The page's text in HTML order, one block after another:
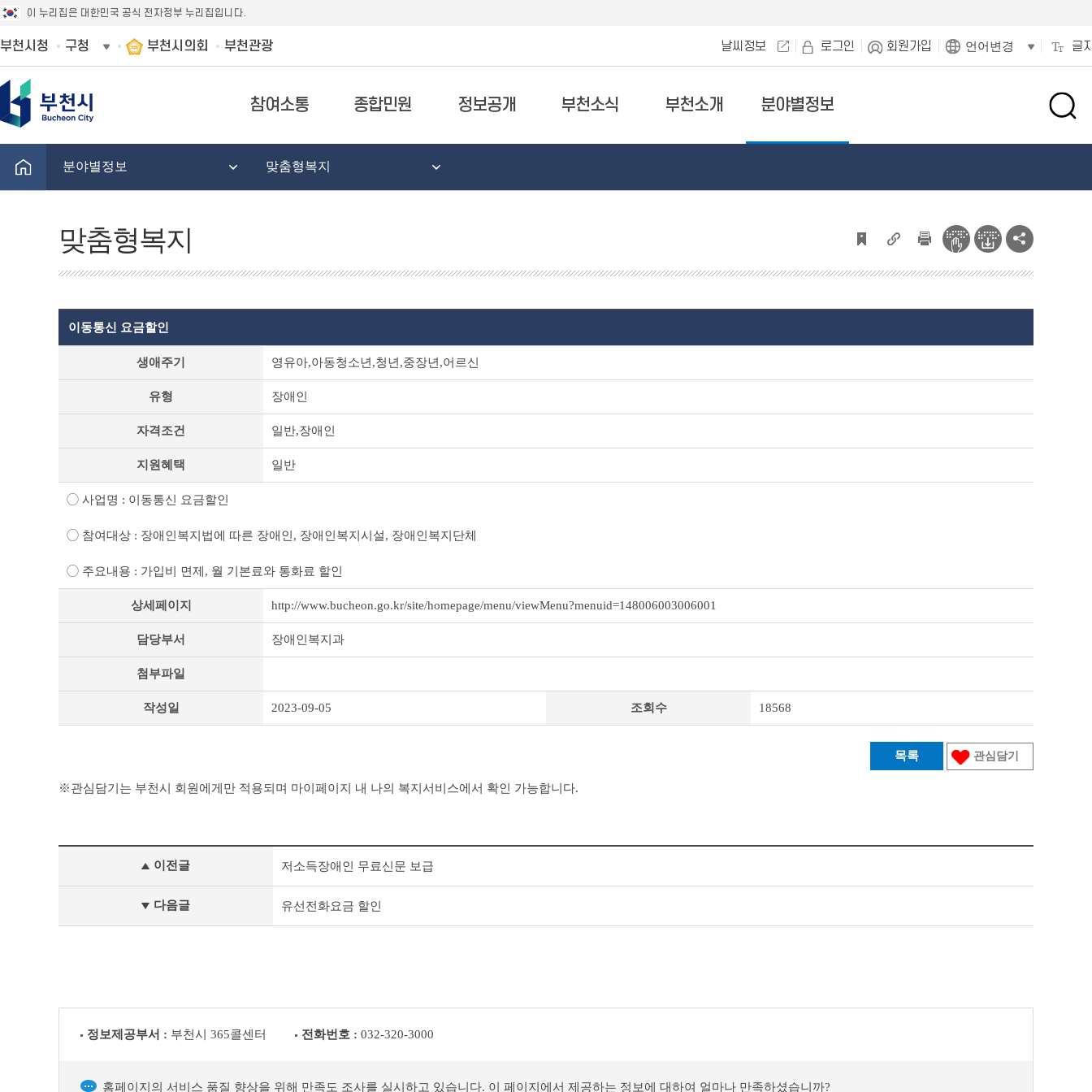
이 누리집은 대한민국 공식 전자정부 누리집입니다.
부천시청 구청 부천시의회 부천관광 날씨정보 로그인 회원가입 언어변경 글
참여소통 종합민원 정보공개 부천소식 부천소개 분야별정보
검
창
분야별정보 맞춤형복지
맞춤형복지
지
세
테
이
이동통신 요금할인
생애주기 영유아,아동청소년,청년,중장년,어르신
유형 장애인
자격조건 일반,장애인
지원혜택 일반
◯ 사업명 : 이동통신 요금할인
◯ 참여대상 : 장애인복지법에 따른 장애인, 장애인복지시설, 장애인복지단체
◯ 주요내용 : 가입비 면제, 월 기본료와 통화료 할인
상세페이지 http://www.bucheon.go.kr/site/homepage/menu/viewMenu?menuid=148006003006001
담당부서 장애인복지과
첨부파일
작성일 2023-09-05 조회수 18568
목록 관심담기
관심담기는 부천시 회원에게만 적용되며 마이페이지 내 나의 복지서비스에서 확인 가능합니다.
형
이
글
이전글 저소득장애인 무료신문 보급
다음글 유선전화요금 할인
정보제공부서 : 부천시 365콜센터 전화번호 : 032-320-3000
홈페이지의 서비스 품질 향상을 위해 만족도 조사를 실시하고 있습니다. 이 페이지에서 제공하는 정보에 대하여 얼마나 만족하셨습니까?